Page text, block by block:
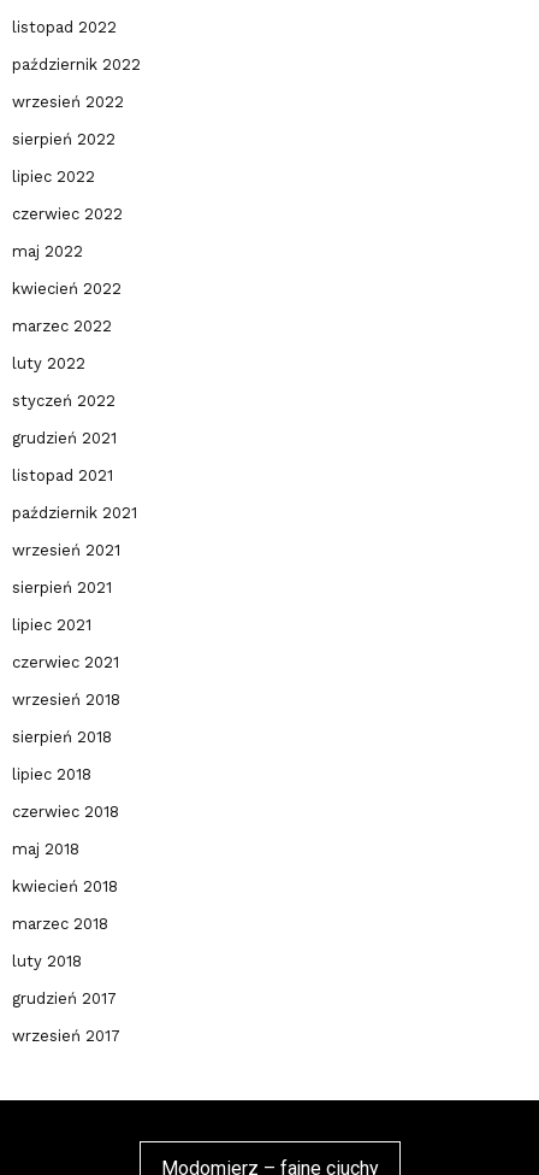
listopad 2022
październik 2022
wrzesień 2022
sierpień 2022
lipiec 2022
czerwiec 2022
maj 2022
kwiecień 2022
marzec 2022
luty 2022
styczeń 2022
grudzień 2021
listopad 2021
październik 2021
wrzesień 2021
sierpień 2021
lipiec 2021
czerwiec 2021
wrzesień 2018
sierpień 2018
lipiec 2018
czerwiec 2018
maj 2018
kwiecień 2018
marzec 2018
luty 2018
grudzień 2017
wrzesień 2017
Modomierz – fajne ciuchy